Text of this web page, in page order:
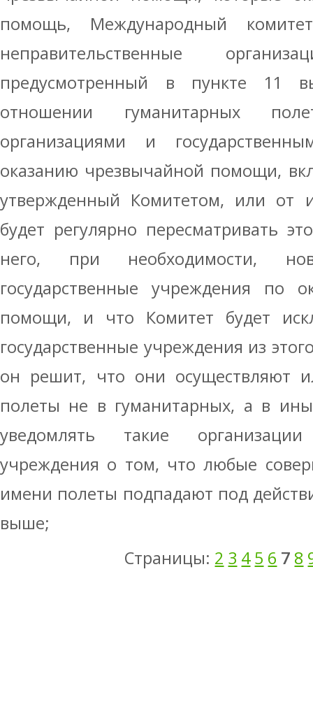
помощь, Международный
неправительственные
предусмотренный в пункте 11
отношении гуманитарных
организациями и
оказанию чрезвычайной помощи,
утвержденный Комитетом, или от
будет регулярно пересматривать
него, при необходимости,
государственные учреждения по
помощи, и что Комитет будет
государственные учреждения из
он решит, что они осуществляют
полеты не в гуманитарных, а в
уведомлять такие
учреждения о том, что любые
имени полеты подпадают под
выше;
Страницы: 2 3 4 5 6 7 8